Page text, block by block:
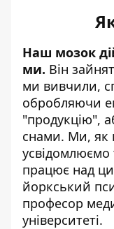
Наш мозок
ми. Він
ми вивчили,
обробляючи
"продукцію",
снами. Ми, як
працює над
йоркський
професор
університеті.